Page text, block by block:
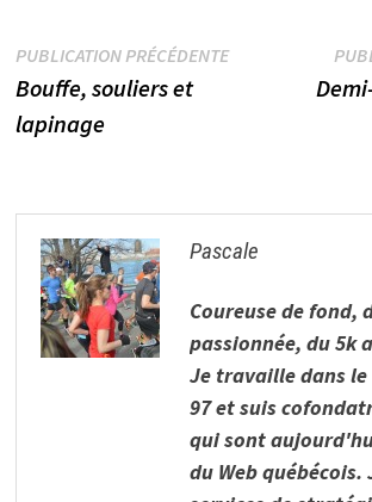
Navigation
de
l’article
PUBLICATION PRÉCÉDENTEPublication
précédente :
Bouffe, souliers et
lapinage
Pascale
Coureuse de fond,
passionnée, du 5k
Je travaille dans le
97 et suis
qui sont
du Web québécois.